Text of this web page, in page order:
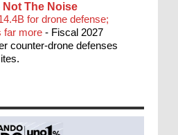
The Noise
for drone defense;
far more - Fiscal 2027
counter-drone defenses